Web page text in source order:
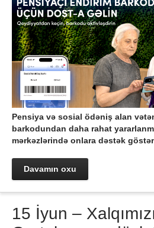
Pensiya və sosial ödəniş alan
barkodundan daha rahat
mərkəzlərində onlara dəstək
Davamın oxu
15 İyun –